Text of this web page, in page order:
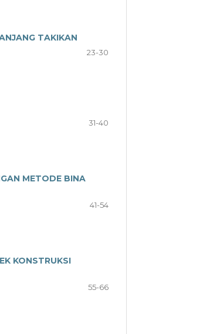
TAKIKAN
23-30
31-40
METODE BINA
41-54
KONSTRUKSI
55-66